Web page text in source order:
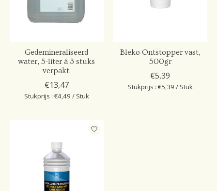
Gedemineraliseerd
water, 5-liter á 3 stuks
verpakt.
€13,47
Stukprijs : €4,49 / Stuk
Bleko Ontstopper vast,
500gr
€5,39
Stukprijs : €5,39 / Stuk